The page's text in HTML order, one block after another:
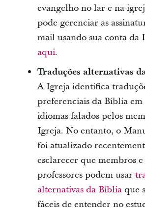
evangelho no lar e na
pode gerenciar as
mail usando sua conta da
aqui.
Traduções alternativas
A Igreja identifica
preferenciais da Bíblia
idiomas falados pelos
Igreja. No entanto, o
foi atualizado
esclarecer que membros e
professores podem usar
alternativas da Bíbliaque
fáceis de entender no